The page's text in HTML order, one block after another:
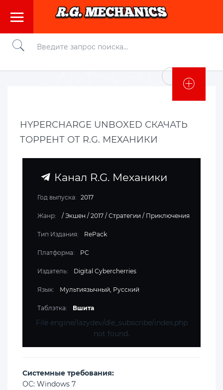
Войти
HYPERCHARGE UNBOXED СКАЧАТЬ
ТОРРЕНТ ОТ R.G. МЕХАНИКИ
Канал R.G. Механики
Год выпуска: 2017
Жанр: / Экшен / 2017 / Стратегии / Приключения
Тип Издания: RePack
Платформа: PC
Издатель: Digital Cybercherries
Язык: Мультиязычный, Русский
Таблэтка: Вшита
File engine/lazydev/dle_subscribe/index.php
not found.
Cистемные требования:
ОС: Windows 7